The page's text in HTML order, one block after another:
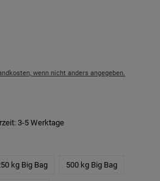
wenn nicht anders angegeben.
3-5 Werktage
kg Big Bag 500 kg Big Bag